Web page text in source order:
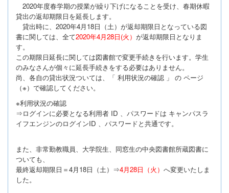
2020年度春学期の授業が繰り下げになることを受け、春期休暇
貸出の返却期限日を延長します。
貸出時に、2020年4月18日（土）が返却期限日となっている図
書に関しては、全て2020年4月28日(火） が返却期限日となりま
す。
この期限日延長に関しては図書館で変更手続きを行います。学生
のみなさんが個々に延長手続きをする必要はありません。
尚、各自の貸出状況ついては、「 利用状況の確認 」 の ページ
（※）で確認してください。
※利用状況の確認
⇒ログインに必要となる利用者 ID 、パスワードは キャンパスラ
イフエンジンのログインID 、パスワードと共通です。
また、非常勤教職員、大学院生、同窓生の中央図書館所蔵図書に
ついても、
最終返却期限日＝4月18日（土）⇒4月28日（火） へ変更いたしま
した。